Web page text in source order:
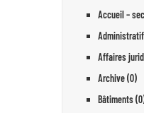
Accueil –
Affaires
Archive (0)
Bâtiments